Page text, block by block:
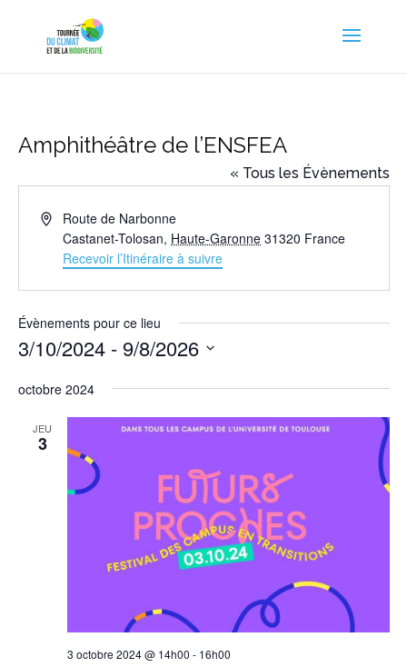
Amphithéâtre de l’ENSFEA
« Tous les Évènements
AdresseRoute de Narbonne
Castanet-Tolosan, Haute-Garonne 31320 France
Recevoir l’Itinéraire à suivre
Évènements pour ce lieu
3/10/2024 - 9/8/2026
une
date.
octobre 2024
JEU
3
3 octobre 2024 @ 14h00 - 16h00